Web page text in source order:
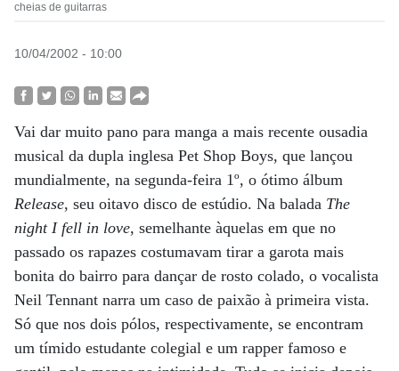
cheias de guitarras
10/04/2002 - 10:00
Vai dar muito pano para manga a mais recente ousadia
musical da dupla inglesa Pet Shop Boys, que lançou
mundialmente, na segunda-feira 1º, o ótimo álbum
Release, seu oitavo disco de estúdio. Na balada The
night I fell in love, semelhante àquelas em que no
passado os rapazes costumavam tirar a garota mais
bonita do bairro para dançar de rosto colado, o vocalista
Neil Tennant narra um caso de paixão à primeira vista.
Só que nos dois pólos, respectivamente, se encontram
um tímido estudante colegial e um rapper famoso e